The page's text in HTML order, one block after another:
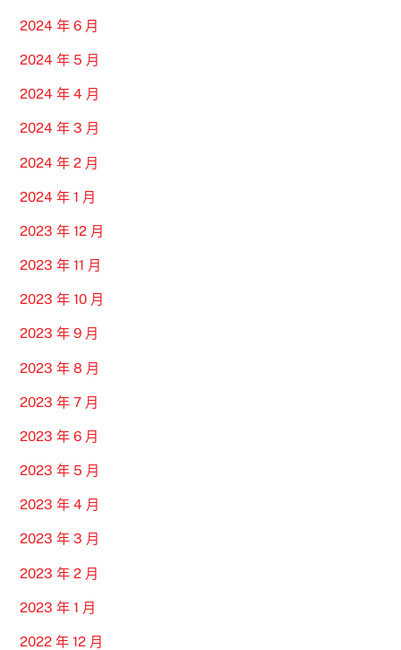
2024 年 6 月
2024 年 5 月
2024 年 4 月
2024 年 3 月
2024 年 2 月
2024 年 1 月
2023 年 12 月
2023 年 11 月
2023 年 10 月
2023 年 9 月
2023 年 8 月
2023 年 7 月
2023 年 6 月
2023 年 5 月
2023 年 4 月
2023 年 3 月
2023 年 2 月
2023 年 1 月
2022 年 12 月